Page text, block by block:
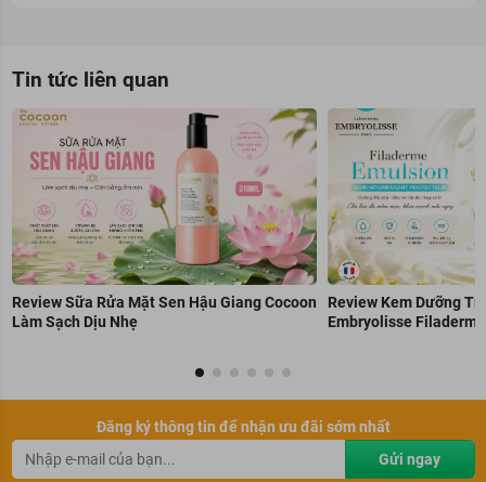
Tin tức liên quan
Review Sữa Rửa Mặt Sen Hậu Giang Cocoon
Làm Sạch Dịu Nhẹ
Review Kem Dưỡng
Embryolisse Filaderme
Đăng ký thông tin để nhận ưu đãi sớm nhất
Gửi ngay